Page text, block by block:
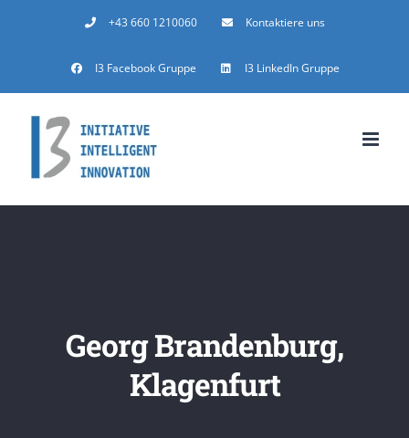
+43 660 1210060 Kontaktiere uns
I3 Facebook Gruppe I3 LinkedIn Gruppe
Georg Brandenburg,
Klagenfurt